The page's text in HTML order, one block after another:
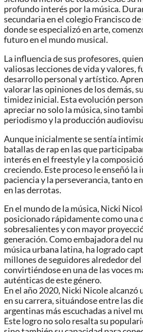
profundo interés por la música.
secundaria en el colegio Francisco
donde se especializó en arte,
futuro en el mundo musical.
La influencia de sus profesores,
valiosas lecciones de vida y valores,
desarrollo personal y artístico.
valorar las opiniones de los demás,
timidez inicial. Esta evolución
apreciar no solo la música, sino
periodismo y la producción
Aunque inicialmente se sentía
batallas de rap en las que
interés en el freestyle y la
creciendo. Este proceso le enseñó la
paciencia y la perseverancia, tanto
en las derrotas.
En el mundo de la música, Nicki
posicionado rápidamente como una
sobresalientes y con mayor
generación. Como embajadora del
música urbana latina, ha logrado
millones de seguidores alrededor
convirtiéndose en una de las voces
auténticas de este género.
En el año 2020, Nicki Nicole alcanzó
en su carrera, situándose entre las
argentinas más escuchadas a nivel
Este logro no solo resalta su